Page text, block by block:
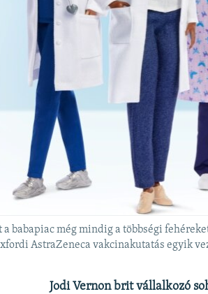
a babapiac még mindig a többségi
AstraZeneca vakcinakutatás egyik
Jodi Vernon brit vállalkozó